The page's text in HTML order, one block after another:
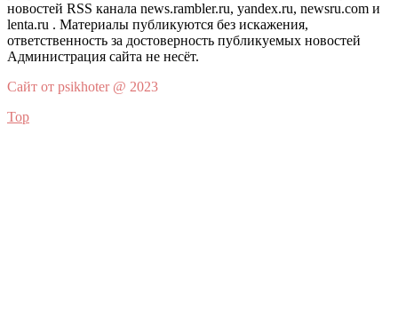
новостей RSS канала news.rambler.ru, yandex.ru, newsru.com и
lenta.ru . Материалы публикуются без искажения,
ответственность за достоверность публикуемых новостей
Администрация сайта не несёт.
Сайт от psikhoter @ 2023
Top